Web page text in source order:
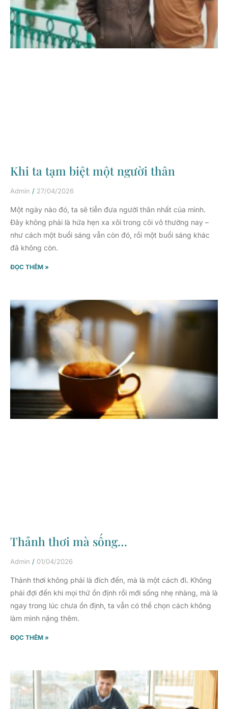
Khi ta tạm biệt một người thân
Admin 27/04/2026
Một ngày nào đó, ta sẽ tiễn đưa người thân nhất của mình.
Đây không phải là hứa hẹn xa xôi trong cõi vô thường nay –
như cách một buổi sáng vẫn còn đó, rồi một buổi sáng khác
đã không còn.
ĐỌC THÊM »
Thảnh thơi mà sống…
Admin 01/04/2026
Thảnh thơi không phải là đích đến, mà là một cách đi. Không
phải đợi đến khi mọi thứ ổn định rồi mới sống nhẹ nhàng, mà là
ngay trong lúc chưa ổn định, ta vẫn có thể chọn cách không
làm mình nặng thêm.
ĐỌC THÊM »